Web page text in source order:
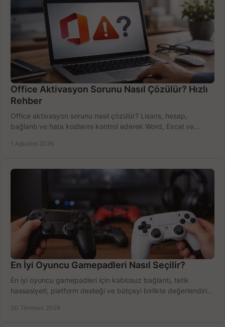
Office Aktivasyon Sorunu Nasıl Çözülür? Hızlı
Rehber
Office aktivasyon sorunu nasıl çözülür? Lisans, hesap,
bağlantı ve hata kodlarını kontrol ederek Word, Excel ve
1 Ağustos 2026
En İyi Oyuncu Gamepadleri Nasıl Seçilir?
En iyi oyuncu gamepadleri için kablosuz bağlantı, tetik
hassasiyeti, platform desteği ve bütçeyi birlikte değerlendirin;
30 Temmuz 2026